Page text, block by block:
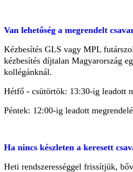
Van lehetőség a megrendelt
Kézbesítés GLS vagy MPL
kézbesítés díjtalan Magyarország
kollégánknál.
Hétfő - csütörtök: 13:30-ig leadott
Péntek: 12:00-ig leadott
Ha nincs készleten a keresett
Heti rendszerességgel frissítjük,